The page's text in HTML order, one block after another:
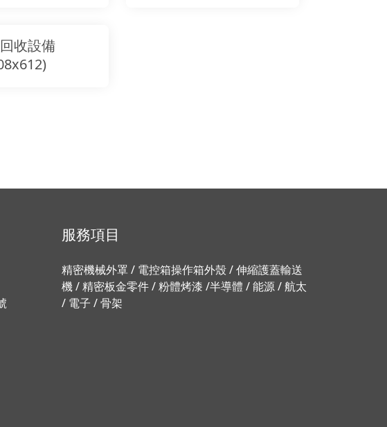
收設備
服務項目
精密機械外罩 / 電控箱操作箱外殼 / 伸縮護蓋輸送
機 / 精密板金零件 / 粉體烤漆 /半導體 / 能源 / 航太
/ 電子 / 骨架